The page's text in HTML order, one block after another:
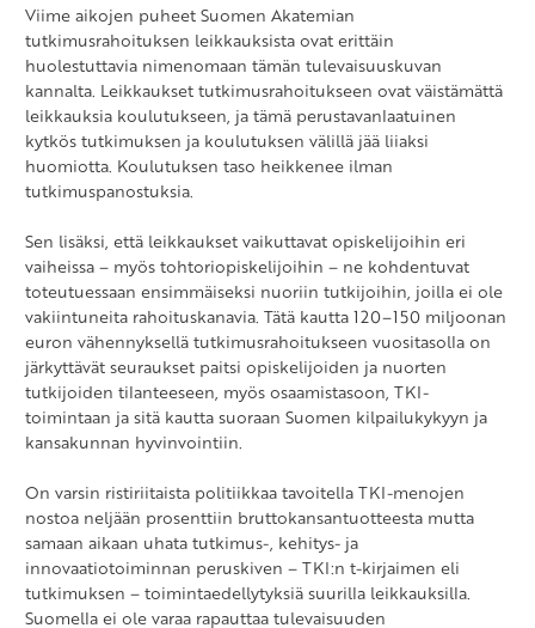
Viime aikojen puheet Suomen Akatemian
tutkimusrahoituksen leikkauksista ovat erittäin
huolestuttavia nimenomaan tämän tulevaisuuskuvan
kannalta. Leikkaukset tutkimusrahoitukseen ovat väistämättä
leikkauksia koulutukseen, ja tämä perustavanlaatuinen
kytkös tutkimuksen ja koulutuksen välillä jää liiaksi
huomiotta. Koulutuksen taso heikkenee ilman
tutkimuspanostuksia.
Sen lisäksi, että leikkaukset vaikuttavat opiskelijoihin eri
vaiheissa – myös tohtoriopiskelijoihin – ne kohdentuvat
toteutuessaan ensimmäiseksi nuoriin tutkijoihin, joilla ei ole
vakiintuneita rahoituskanavia. Tätä kautta 120–150 miljoonan
euron vähennyksellä tutkimusrahoitukseen vuositasolla on
järkyttävät seuraukset paitsi opiskelijoiden ja nuorten
tutkijoiden tilanteeseen, myös osaamistasoon, TKI-
toimintaan ja sitä kautta suoraan Suomen kilpailukykyyn ja
kansakunnan hyvinvointiin.
On varsin ristiriitaista politiikkaa tavoitella TKI-menojen
nostoa neljään prosenttiin bruttokansantuotteesta mutta
samaan aikaan uhata tutkimus-, kehitys- ja
innovaatiotoiminnan peruskiven – TKI:n t-kirjaimen eli
tutkimuksen – toimintaedellytyksiä suurilla leikkauksilla.
Suomella ei ole varaa rapauttaa tulevaisuuden